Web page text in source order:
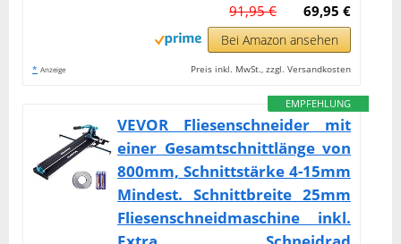
69,95 €
91,95 €
Bei Amazon ansehen
* Anzeige Preis inkl. MwSt., zzgl. Versandkosten
EMPFEHLUNG
VEVOR Fliesenschneider mit
einer Gesamtschnittlänge von
800mm, Schnittstärke 4-15mm
Mindest. Schnittbreite 25mm
Fliesenschneidmaschine inkl.